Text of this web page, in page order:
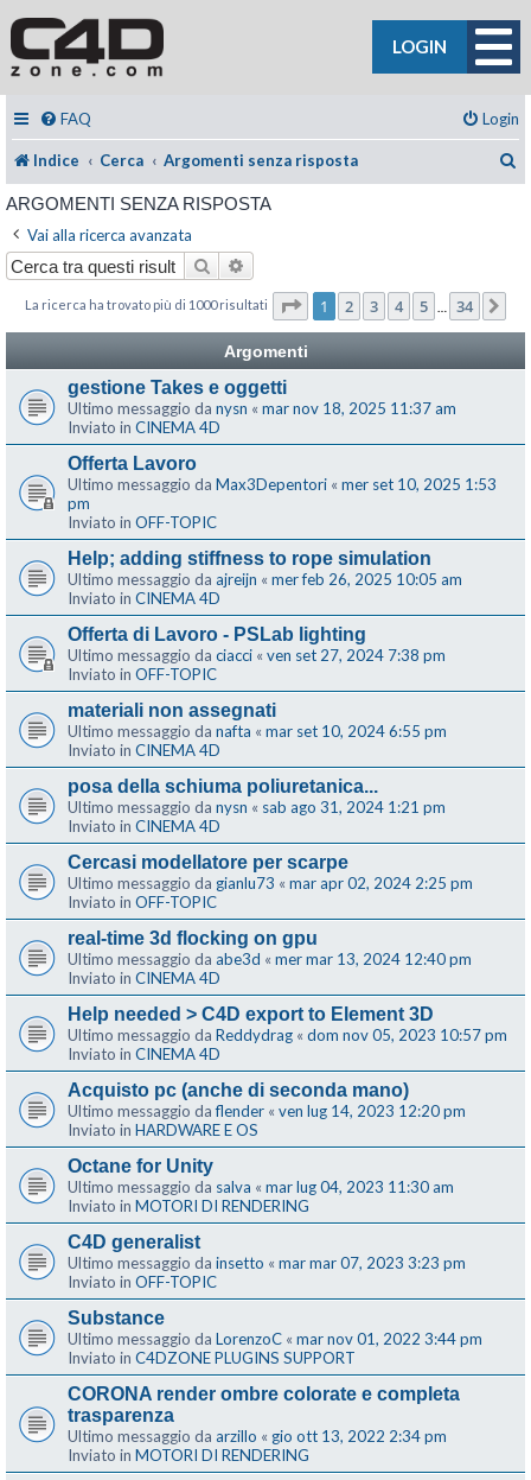
LOGIN
FAQ Login
Indice Cerca Argomenti senza risposta
ARGOMENTI SENZA RISPOSTA
Vai alla ricerca avanzata
Cerca
La ricerca ha trovato più di 1000 risultati Pagina di 34
1 2 3 4 5 34
Argomenti
gestione Takes e oggetti
Ultimo messaggio da nysn « mar nov 18, 2025 11:37 am
Inviato in CINEMA 4D
Offerta Lavoro
Ultimo messaggio da Max3Depentori « mer set 10, 2025 1:53
pm
Inviato in OFF-TOPIC
Help; adding stiffness to rope simulation
Ultimo messaggio da ajreijn « mer feb 26, 2025 10:05 am
Inviato in CINEMA 4D
Offerta di Lavoro - PSLab lighting
Ultimo messaggio da ciacci « ven set 27, 2024 7:38 pm
Inviato in OFF-TOPIC
materiali non assegnati
Ultimo messaggio da nafta « mar set 10, 2024 6:55 pm
Inviato in CINEMA 4D
posa della schiuma poliuretanica...
Ultimo messaggio da nysn « sab ago 31, 2024 1:21 pm
Inviato in CINEMA 4D
Cercasi modellatore per scarpe
Ultimo messaggio da gianlu73 « mar apr 02, 2024 2:25 pm
Inviato in OFF-TOPIC
real-time 3d flocking on gpu
Ultimo messaggio da abe3d « mer mar 13, 2024 12:40 pm
Inviato in CINEMA 4D
Help needed > C4D export to Element 3D
Ultimo messaggio da Reddydrag « dom nov 05, 2023 10:57 pm
Inviato in CINEMA 4D
Acquisto pc (anche di seconda mano)
Ultimo messaggio daflender « ven lug 14, 2023 12:20 pm
Inviato in HARDWARE E OS
Octane for Unity
Ultimo messaggio da salva « mar lug 04, 2023 11:30 am
Inviato in MOTORI DI RENDERING
C4D generalist
Ultimo messaggio da insetto « mar mar 07, 2023 3:23 pm
Inviato in OFF-TOPIC
Substance
Ultimo messaggio da LorenzoC « mar nov 01, 2022 3:44 pm
Inviato in C4DZONE PLUGINS SUPPORT
CORONA render ombre colorate e completa
trasparenza
Ultimo messaggio da arzillo « gio ott 13, 2022 2:34 pm
Inviato in MOTORI DI RENDERING